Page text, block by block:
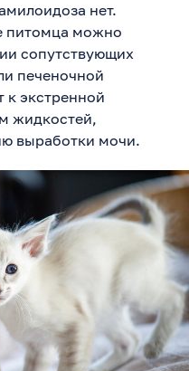
нет.
питомца можно
сопутствующих
печеночной
к экстренной
жидкостей,
выработки мочи.